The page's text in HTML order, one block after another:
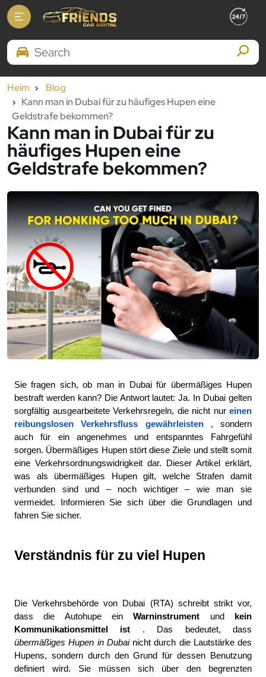
Search Brands
Heim
Blog
Kann man in Dubai für zu häufiges Hupen eine
Geldstrafe bekommen?
Kann man in Dubai für zu
häufiges Hupen eine
Geldstrafe bekommen?
Sie fragen sich, ob man in Dubai für übermäßiges Hupen
bestraft werden kann? Die Antwort lautet: Ja. In Dubai gelten
sorgfältig ausgearbeitete Verkehrsregeln, die nicht nur einen
reibungslosen Verkehrsfluss gewährleisten
, sondern
auch für ein angenehmes und entspanntes Fahrgefühl
sorgen. Übermäßiges Hupen stört diese Ziele und stellt somit
eine Verkehrsordnungswidrigkeit dar. Dieser Artikel erklärt,
was als übermäßiges Hupen gilt, welche Strafen damit
verbunden sind und – noch wichtiger – wie man sie
vermeidet. Informieren Sie sich über die Grundlagen und
fahren Sie sicher.
Verständnis für zu viel Hupen
Die Verkehrsbehörde von Dubai (RTA) schreibt strikt vor,
dass die Autohupe ein Warninstrument und
kein
Kommunikationsmittel ist
übermäßiges Hupen in Dubai nicht durch die Lautstärke des
Hupens, sondern durch den Grund für dessen Benutzung
definiert wird. Sie müssen sich über den begrenzten